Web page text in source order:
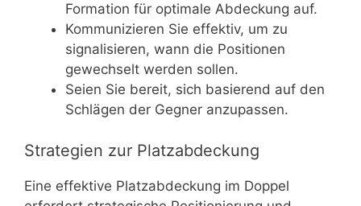
Formation für optimale Abdeckung auf.
Kommunizieren Sie effektiv, um zu
signalisieren, wann die Positionen
gewechselt werden sollen.
Seien Sie bereit, sich basierend auf den
Schlägen der Gegner anzupassen.
Strategien zur Platzabdeckung
Eine effektive Platzabdeckung im Doppel